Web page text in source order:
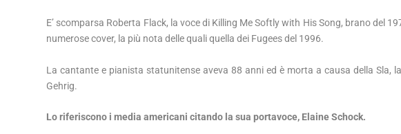
E’ scomparsa Roberta Flack, la voce di Killing Me Softly with His Song, brano del
numerose cover, la più nota delle quali quella dei Fugees del 1996.
La cantante e pianista statunitense aveva 88 anni ed è morta a causa della Sla,
Gehrig.
Lo riferiscono i media americani citando la sua portavoce, Elaine Schock.